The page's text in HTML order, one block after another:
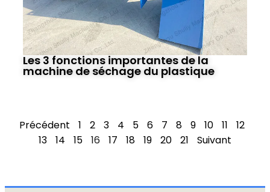
Les 3 fonctions importantes de la
machine de séchage du plastique
Précédent 1 2 3 4 5 6 7 8 9 10 11
12
13
14 15 16 17 18 19 20 21 Suivant